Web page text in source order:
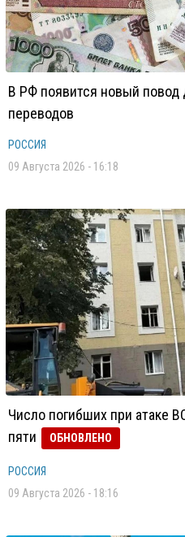
В РФ появится новый повод
переводов
РОССИЯ
09 Августа 2026 - 16:18
Число погибших при атаке
пяти
ОБНОВЛЕНО
РОССИЯ
09 Августа 2026 - 18:16